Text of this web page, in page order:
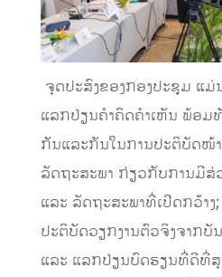
ຈຸດປະສົງຂອງກອງປະຊຸມ ແ
ແລກປ່ຽນຄໍາຄິດຄໍາເຫັນ ພ້ອມ
ກັນແລະກັນໃນການປະຕິບັດໜ້
ລັດຖະສະພາ ກ່ຽວກັບການມີສ່
ແລະ ລັດຖະສະພາທີ່ເປີດກວ້າ
ປະຕິບັດວຽກງານຕົວຈິງຈາກບັ
ແລະ ແລກປ່ຽນບົດຮຽນທີ່ດີທີ່